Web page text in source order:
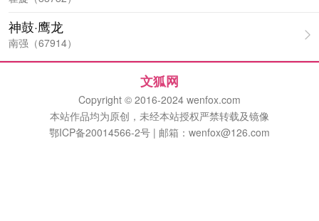
神鼓·鹰龙
南强（67914）
文狐网
Copyright © 2016-2024 wenfox.com
本站作品均为原创，未经本站授权严禁转载及镜像
鄂ICP备20014566-2号 | 邮箱：wenfox@126.com